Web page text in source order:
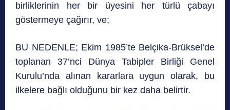
birliklerinin her bir üyesini her türlü çabayı
göstermeye çağırır, ve;
BU NEDENLE; Ekim 1985’te Belçika-Brüksel’de
toplanan 37’nci Dünya Tabipler Birliği Genel
Kurulu’nda alınan kararlara uygun olarak, bu
ilkelere bağlı olduğunu bir kez daha belirtir.